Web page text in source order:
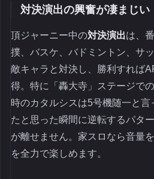
対決演出の興奮が凄まじい
頂ジャーニー中の対決演出は、
撲、バスケ、バドミントン、サ
敵キャラと対決し、勝利すれば
得。特に「轟大寺」ステージで
時のカタルシスは5号機随一と
たと思った瞬間に逆転するパタ
が離せません。家スロなら音量
を全力で楽しめます。